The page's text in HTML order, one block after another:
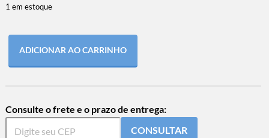
1 em estoque
ADICIONAR AO CARRINHO
Consulte o frete e o prazo de entrega:
CONSULTAR